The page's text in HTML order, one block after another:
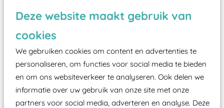
Deze website maakt gebruik van
cookies
We gebruiken cookies om content en advertenties te
personaliseren, om functies voor social media te bieden
en om ons websiteverkeer te analyseren. Ook delen we
informatie over uw gebruik van onze site met onze
partners voor social media, adverteren en analyse. Deze
Vanaf een valhoogte van 1,5 meter een speciale
valondergrond onder speeltoestellen verplicht is
zoals kunstgras, rubber tegels of boomschors?
Elk speeltoestel in de openbare ruimte voorzien
moet zijn van een typekeuring, -plaatje en
certificering, uitgegeven door een Nederlands
aangewezen keuringsinstantie?